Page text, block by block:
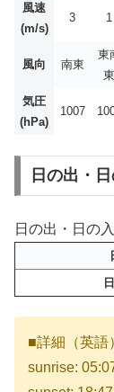
風速
(m/s)
3 1
風向 南東
東
東
気圧
(hPa)
1007
日の出・
日の出・日の
■詳細（英語
sunrise: